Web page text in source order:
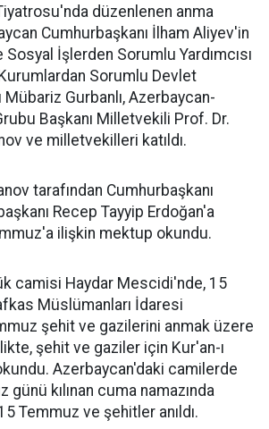
düzenlenen anma
Cumhurbaşkanı İlham Aliyev'in
Sosyal İşlerden Sorumlu Yardımcısı
Sorumlu Devlet
Mübariz Gurbanlı, Azerbaycan-
Başkanı Milletvekili Prof. Dr.
ve milletvekilleri katıldı.
tarafından Cumhurbaşkanı
Recep Tayyip Erdoğan'a
ilişkin mektup okundu.
camisi Haydar Mescidi'nde, 15
Müslümanları İdaresi
şehit ve gazilerini anmak üzere
şehit ve gaziler için Kur'an-ı
Azerbaycan'daki camilerde
günü kılınan cuma namazında
Temmuz ve şehitler anıldı.